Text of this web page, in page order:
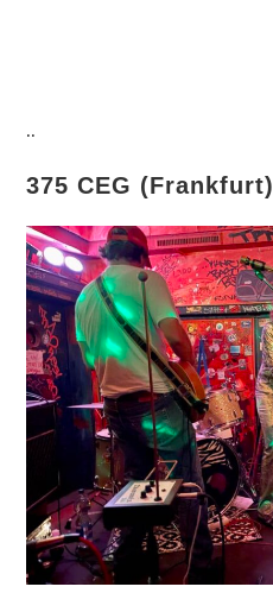
..
375 CEG (Frankfurt)